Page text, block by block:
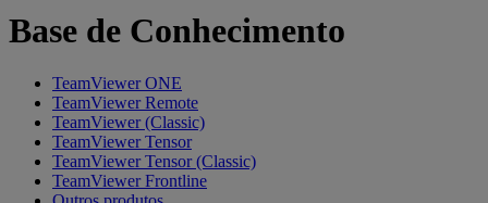
Base de Conhecimento
TeamViewer ONE
TeamViewer Remote
TeamViewer (Classic)
TeamViewer Tensor
TeamViewer Tensor (Classic)
TeamViewer Frontline